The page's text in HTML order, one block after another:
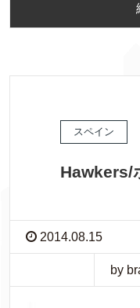
スペイン
Hawkers/
2014.08.15
by